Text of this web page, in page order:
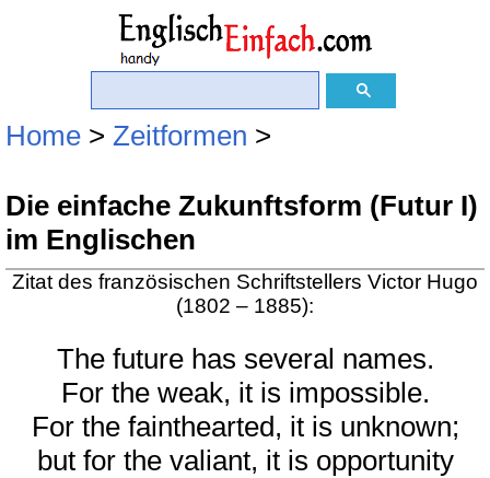
Home > Zeitformen >
Die einfache Zukunftsform (Futur I)
im Englischen
Zitat des französischen Schriftstellers Victor Hugo
(1802 – 1885):
The future has several names.
For the weak, it is impossible.
For the fainthearted, it is unknown;
but for the valiant, it is opportunity